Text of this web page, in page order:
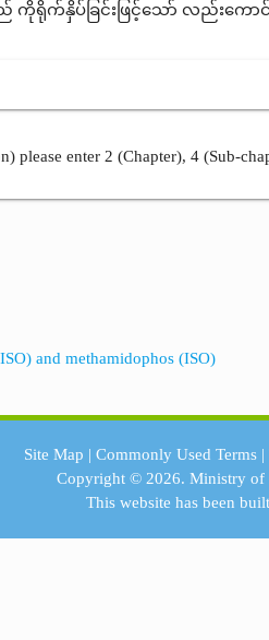
ကိုရိုက်နှိပ်ခြင်းဖြင့်သော် လည်းကောင်
please enter 2 (Chapter), 4 (Sub-
and methamidophos (ISO)
Site Map | Commonly Used Terms|
Copyright © 2026.Ministry of
This website has been